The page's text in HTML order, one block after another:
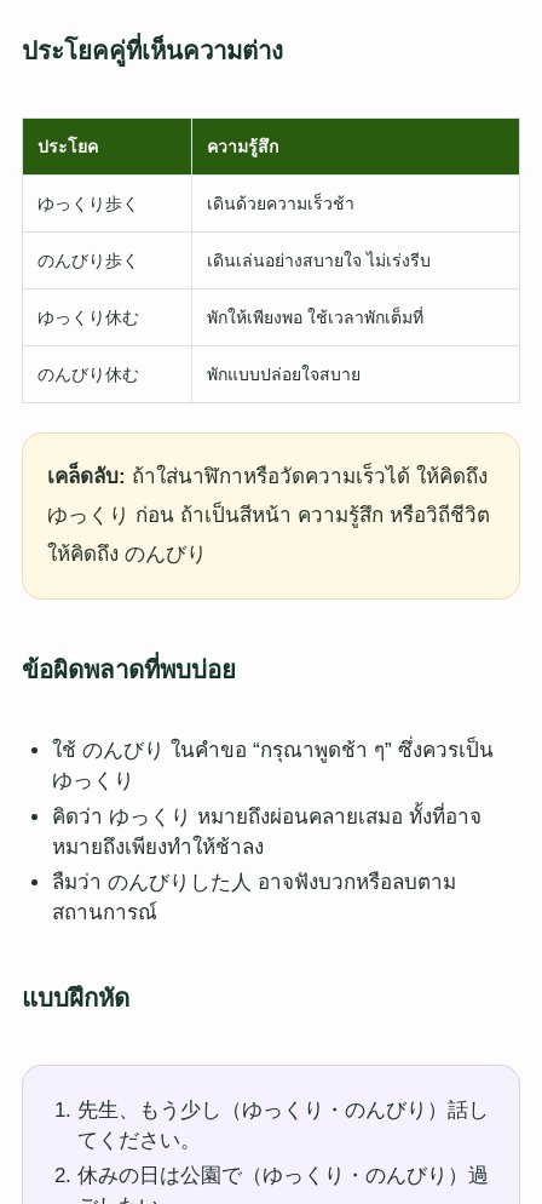
ประโยคคู่ที่เห็นความต่าง
ประโยค ความรู้สึก
ゆっくり歩く เดินด้วยความเร็วช้า
のんびり歩く เดินเล่นอย่างสบายใจ ไม่เร่งรีบ
ゆっくり休む พักให้เพียงพอ ใช้เวลาพักเต็มที่
のんびり休む พักแบบปล่อยใจสบาย
เคล็ดลับ: ถ้าใส่นาฬิกาหรือวัดความเร็วได้ ให้คิดถึง
ゆっくり ก่อน ถ้าเป็นสีหน้า ความรู้สึก หรือวิถีชีวิต
ให้คิดถึง のんびり
ข้อผิดพลาดที่พบบ่อย
ใช้ のんびり ในคำขอ “กรุณาพูดช้า ๆ” ซึ่งควรเป็น
ゆっくり
คิดว่า ゆっくり หมายถึงผ่อนคลายเสมอ ทั้งที่อาจ
หมายถึงเพียงทำให้ช้าลง
ลืมว่า のんびりした人 อาจฟังบวกหรือลบตาม
สถานการณ์
แบบฝึกหัด
先生、もう少し（ゆっくり・のんびり）話し
てください。
休みの日は公園で（ゆっくり・のんびり）過